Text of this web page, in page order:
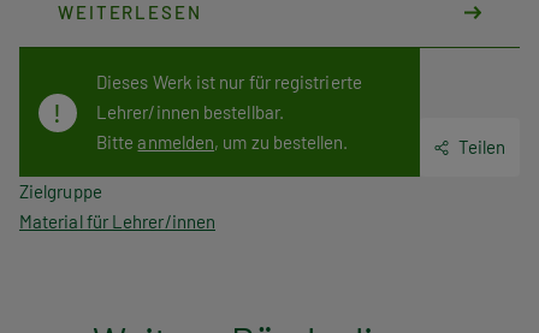
WEITERLESEN
Dieses Werk ist nur für registrierte
Lehrer/innen bestellbar.
Bitteanmelden, um zu bestellen. Teilen
Zielgruppe
Material für Lehrer/innen